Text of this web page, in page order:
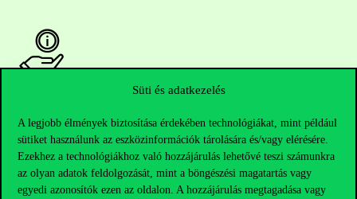
Süti és adatkezelés
A legjobb élmények biztosítása érdekében technológiákat, mint például
sütiket használunk az eszközinformációk tárolására és/vagy elérésére.
Ezekhez a technológiákhoz való hozzájárulás lehetővé teszi számunkra
az olyan adatok feldolgozását, mint a böngészési magatartás vagy
egyedi azonosítók ezen az oldalon. A hozzájárulás megtagadása vagy
Nyitvatartás